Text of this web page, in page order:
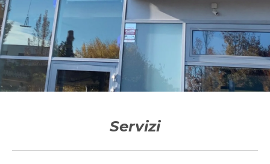
Servizi